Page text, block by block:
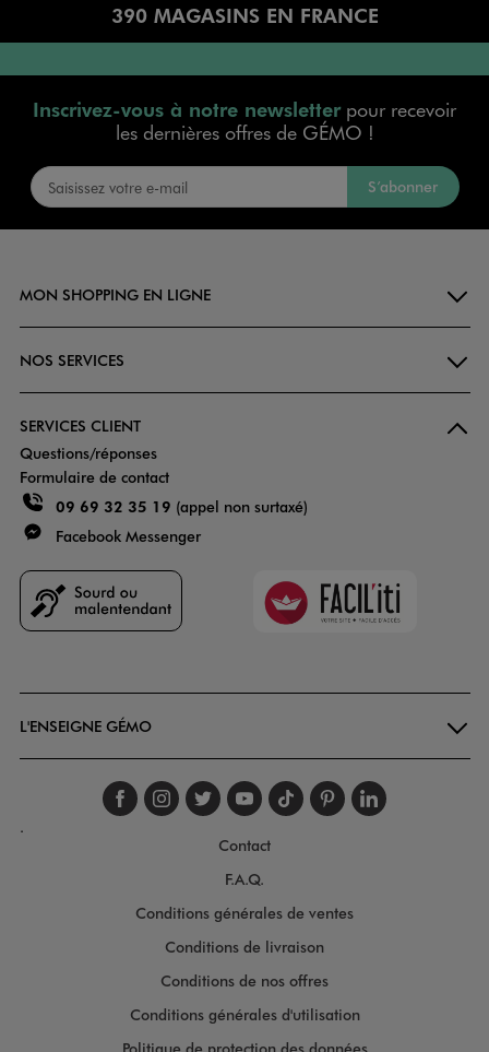
390 MAGASINS EN FRANCE
Inscrivez-vous à notre newsletterpour recevoir
les dernières offres de GÉMO !
S’abonner
MON SHOPPING EN LIGNE
NOS SERVICES
SERVICES CLIENT
Questions/réponses
Formulaire de contact
09 69 32 35 19 (appel non surtaxé)
Facebook Messenger
Faciliti
L'ENSEIGNE GÉMO
Suivez-nous sur
Suivez-nous sur
Suivez-nous sur
Suivez-nous
Suivez-nous
Suivez-
.
Contact
F.A.Q.
Conditions générales de ventes
Conditions de livraison
Conditions de nos offres
Conditions générales d'utilisation
Politique de protection des données